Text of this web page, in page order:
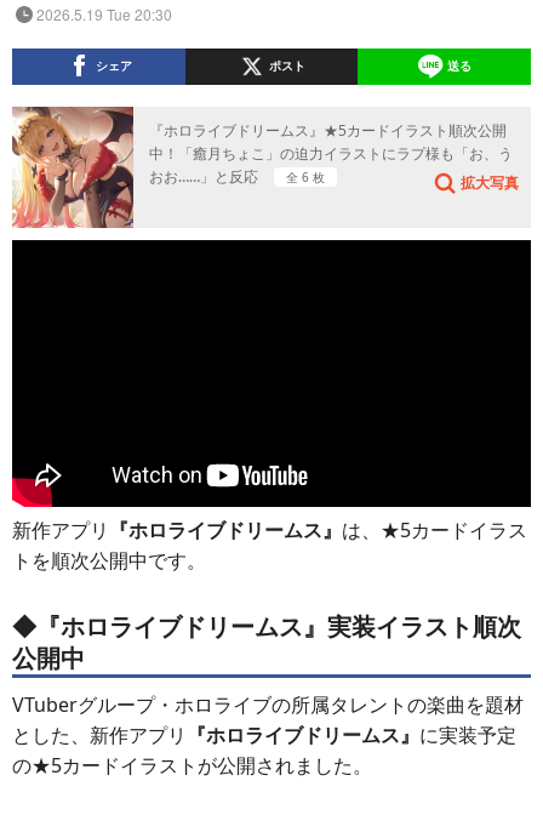
2026.5.19 Tue 20:30
シェア ポスト 送る
『ホロライブドリームス』★5カードイラスト順次公開
中！「癒月ちょこ」の迫力イラストにラプ様も「お、う
おお……」と反応
全 6 枚 拡大写真
新作アプリ 『ホロライブドリームス』 は、★5カードイラス
トを順次公開中です。
◆『ホロライブドリームス』実装イラスト順次
公開中
VTuberグループ・ホロライブの所属タレントの楽曲を題材
とした、新作アプリ 『ホロライブドリームス』 に実装予定
の★5カードイラストが公開されました。